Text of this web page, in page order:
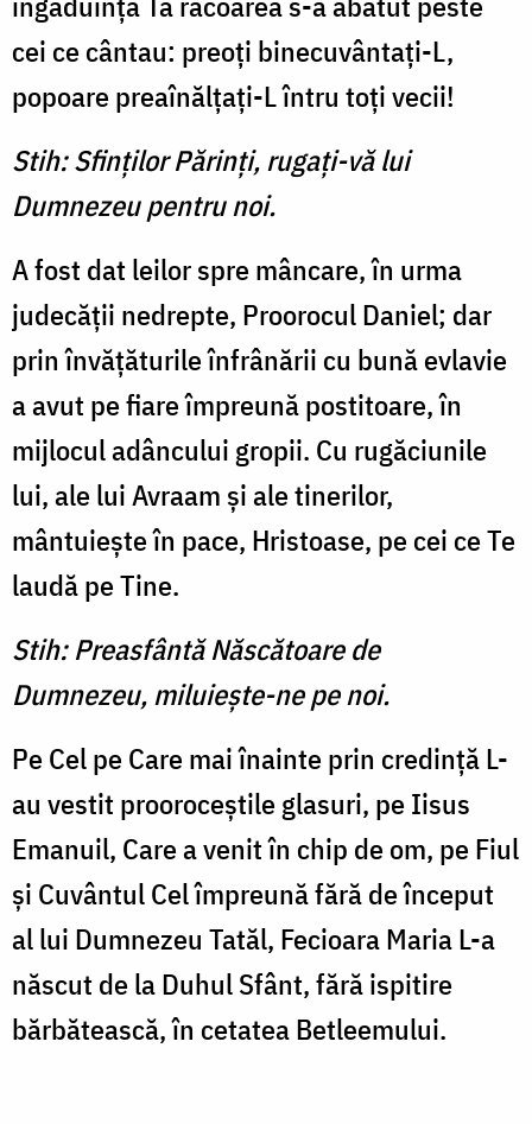
cei ce cântau: preoţi binecuvântaţi-L,
popoare preaînălţaţi-L întru toţi vecii!
Stih: Sfinţilor Părinţi, rugaţi-vă lui
Dumnezeu pentru noi.
A fost dat leilor spre mân­care, în urma
judecăţii nedrep­te, Proorocul Daniel; dar
prin învăţăturile înfrânării cu bună evlavie
a avut pe fiare împreu­nă postitoare, în
mijlocul adân­cului gropii. Cu rugăciunile
lui, ale lui Avraam şi ale tinerilor,
mântuieşte în pace, Hristoase, pe cei ce Te
laudă pe Tine.
Stih: Preasfântă Născătoare de
Dumnezeu, miluieşte-ne pe noi.
Pe Cel pe Care mai înainte prin credinţă L-
au vestit prooroceştile glasuri, pe Iisus
Emanuil, Care a venit în chip de om, pe Fiul
şi Cuvântul Cel împreună fără de început
al lui Dumnezeu Tatăl, Fecioara Maria L-a
născut de la Duhul Sfânt, fără ispitire
bărbătească, în cetatea Betleemului.